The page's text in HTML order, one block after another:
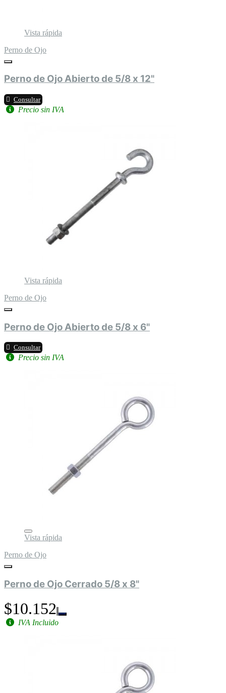
Vista rápida
Perno de Ojo
Perno de Ojo Abierto de 5/8 x 12"
Consultar
Precio sin IVA
Vista rápida
Perno de Ojo
Perno de Ojo Abierto de 5/8 x 6"
Consultar
Precio sin IVA
Vista rápida
Perno de Ojo
Perno de Ojo Cerrado 5/8 x 8"
$10.152
IVA Incluido